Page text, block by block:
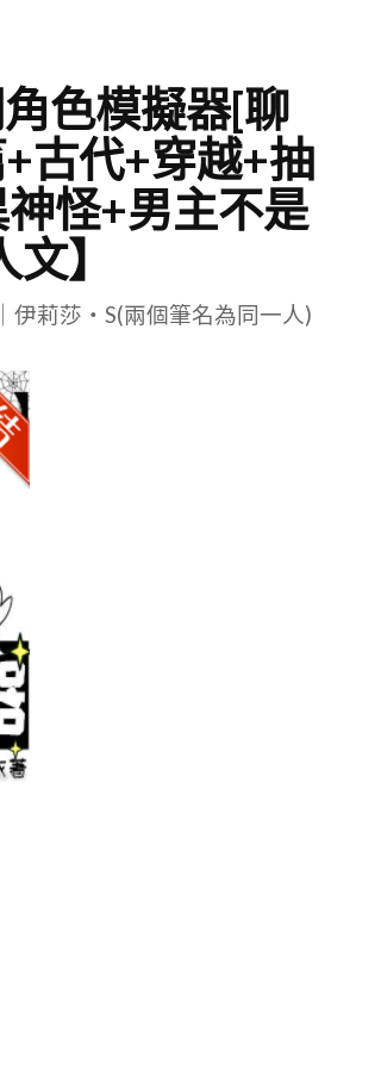
色模擬器[聊
古代+穿越+抽
怪+男主不是
】
伊莉莎・S(兩個筆名為同一人)